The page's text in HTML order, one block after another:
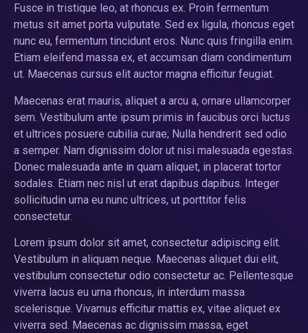
Fusce in tristique leo, at rhoncus ex. Proin fermentum
metus sit amet porta vulputate. Sed ex ligula, rhoncus eget
nunc eu, fermentum tincidunt eros. Nunc quis fringilla enim.
Etiam eleifend massa ex, et accumsan diam condimentum
ut. Maecenas cursus elit auctor magna efficitur feugiat.
Maecenas erat mauris, aliquet a arcu a, ornare ullamcorper
sem. Vestibulum ante ipsum primis in faucibus orci luctus
et ultrices posuere cubilia curae; Nulla hendrerit sed odio
a semper. Nam dignissim dolor ut nisi malesuada egestas.
Donec malesuada ante in quam aliquet, in placerat tortor
sodales. Etiam nec nisl ut erat dapibus dapibus. Integer
sollicitudin urna eu nunc ultrices, ut porttitor felis
consectetur.
Lorem ipsum dolor sit amet, consectetur adipiscing elit.
Vestibulum in aliquam neque. Maecenas aliquet dui elit,
vestibulum consectetur odio consectetur ac. Pellentesque
viverra lacus eu urna rhoncus, in interdum massa
scelerisque. Vivamus efficitur mattis ex, vitae aliquet ex
viverra sed. Maecenas ac dignissim massa, eget